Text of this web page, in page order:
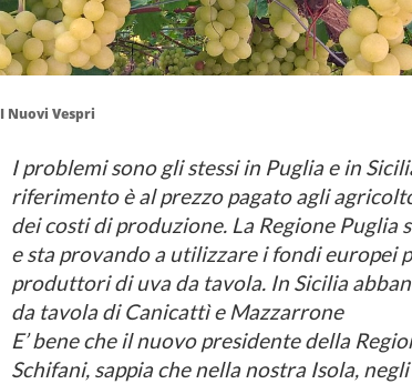
I Nuovi Vespri
I problemi sono gli stessi in Puglia e in
riferimento è al prezzo pagato agli
dei costi di produzione. La Regione Puglia
e sta provando a utilizzare i fondi europei
produttori di uva da tavola. In Sicilia
da tavola di Canicattì e Mazzarrone
E’ bene che il nuovo presidente della
Schifani, sappia che nella nostra Isola,